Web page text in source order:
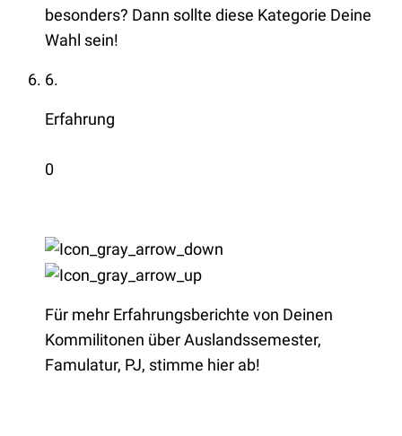
besonders? Dann sollte diese Kategorie Deine
Wahl sein!
6.
Erfahrung
0
Für mehr Erfahrungsberichte von Deinen
Kommilitonen über Auslandssemester,
Famulatur, PJ, stimme hier ab!